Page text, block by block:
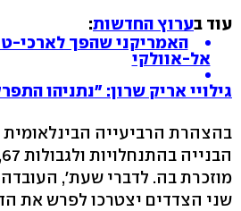
עוד בערוץ החדשות:
האמריקני שהפך לארכי-
אל-אוולקי
גילויי אריק שרון: "נתניהו
בהצהרת הרביעייה הבינלאומית
הבנייה בהתנחלויות ולגבולות 67, אך
מוזכרת בה. לדברי שעת',
שני הצדדים יצטרכו לפרש את